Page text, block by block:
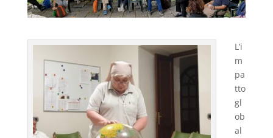
L’i
m
pa
tto
gl
ob
al